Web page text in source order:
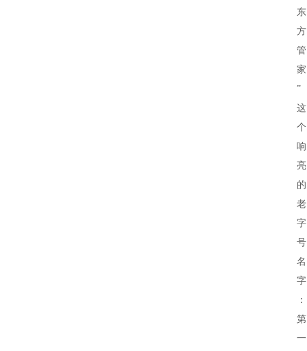
东
方
管
家
”
这
个
响
亮
的
老
字
号
名
字
：
第
一